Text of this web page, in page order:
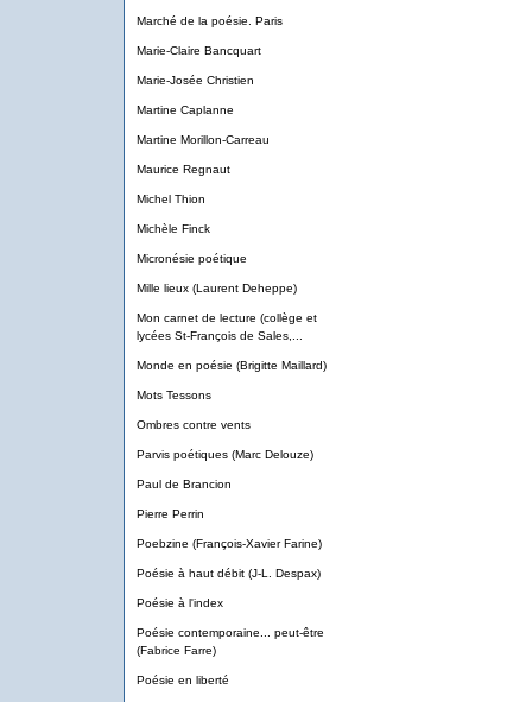
Marché de la poésie. Paris
Marie-Claire Bancquart
Marie-Josée Christien
Martine Caplanne
Martine Morillon-Carreau
Maurice Regnaut
Michel Thion
Michèle Finck
Micronésie poétique
Mille lieux (Laurent Deheppe)
Mon carnet de lecture (collège et
lycées St-François de Sales,...
Monde en poésie (Brigitte Maillard)
Mots Tessons
Ombres contre vents
Parvis poétiques (Marc Delouze)
Paul de Brancion
Pierre Perrin
Poebzine (François-Xavier Farine)
Poésie à haut débit (J-L. Despax)
Poésie à l'index
Poésie contemporaine... peut-être
(Fabrice Farre)
Poésie en liberté